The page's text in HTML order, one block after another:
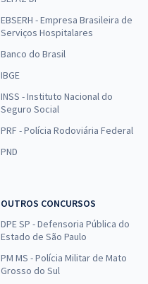
EBSERH - Empresa Brasileira de
Serviços Hospitalares
Banco do Brasil
IBGE
INSS - Instituto Nacional do
Seguro Social
PRF - Polícia Rodoviária Federal
PND
OUTROS CONCURSOS
DPE SP - Defensoria Pública do
Estado de São Paulo
PM MS - Polícia Militar de Mato
Grosso do Sul